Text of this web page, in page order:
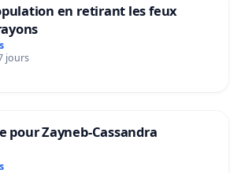
en retirant les feux
jours
pour Zayneb-Cassandra